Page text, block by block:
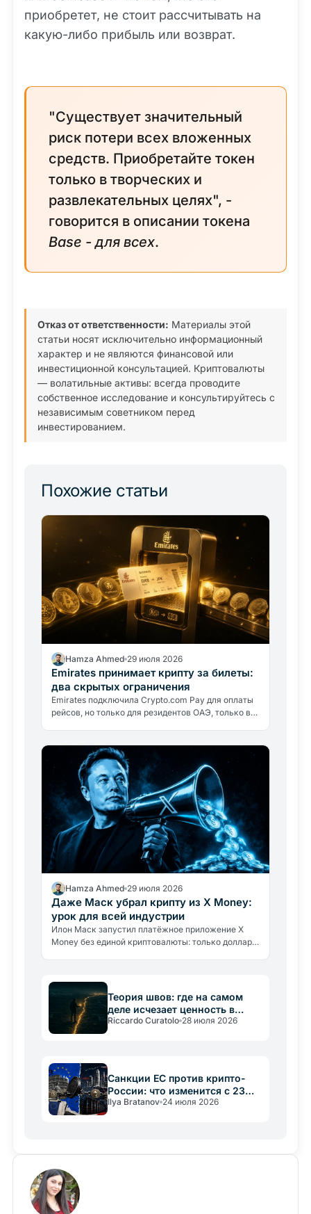
приобретет, не стоит рассчитывать на
какую-либо прибыль или возврат.
"Существует значительный
риск потери всех вложенных
средств. Приобретайте токен
только в творческих и
развлекательных целях", -
говорится в описании токена
Base - для всех.
Отказ от ответственности: Материалы этой
статьи носят исключительно информационный
характер и не являются финансовой или
инвестиционной консультацией. Криптовалюты
— волатильные активы: всегда проводите
собственное исследование и консультируйтесь с
независимым советником перед
инвестированием.
Похожие статьи
Hamza Ahmed 29 июля 2026
Emirates принимает крипту за билеты:
два скрытых ограничения
Emirates подключила Crypto.com Pay для оплаты
рейсов, но только для резидентов ОАЭ, только в
Hamza Ahmed 29 июля 2026
Даже Маск убрал крипту из X Money:
урок для всей индустрии
Илон Маск запустил платёжное приложение X
Money без единой криптовалюты: только доллары
Теория швов: где на самом
деле исчезает ценность в
крипто
Riccardo Curatolo 28 июля 2026
Санкции ЕС против крипто-
России: что изменится с 23
июля 2026
Ilya Bratanov 24 июля 2026